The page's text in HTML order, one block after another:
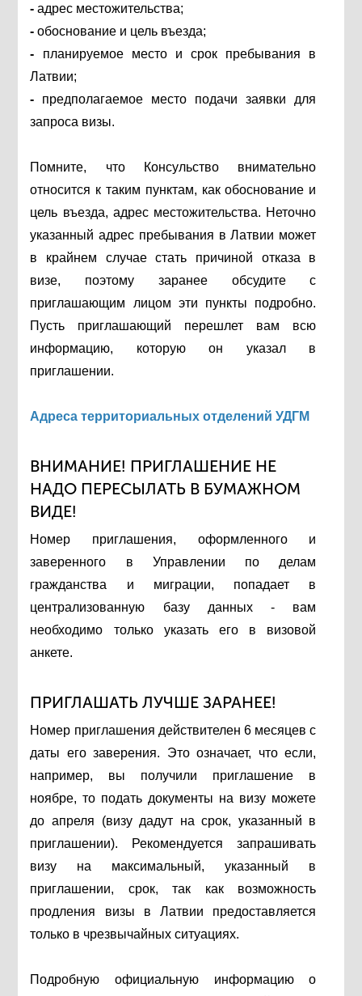
- адрес местожительства;
- обоснование и цель въезда;
- планируемое место и срок пребывания в
Латвии;
- предполагаемое место подачи заявки для
запроса визы.
Помните, что Консульство внимательно
относится к таким пунктам, как обоснование и
цель въезда, адрес местожительства. Неточно
указанный адрес пребывания в Латвии может
в крайнем случае стать причиной отказа в
визе, поэтому заранее обсудите с
приглашающим лицом эти пункты подробно.
Пусть приглашающий перешлет вам всю
информацию, которую он указал в
приглашении.
Адреса территориальных отделений УДГМ
ВНИМАНИЕ! ПРИГЛАШЕНИЕ НЕ
НАДО ПЕРЕСЫЛАТЬ В БУМАЖНОМ
ВИДЕ!
Номер приглашения, оформленного и
заверенного в Управлении по делам
гражданства и миграции, попадает в
централизованную базу данных - вам
необходимо только указать его в визовой
анкете.
ПРИГЛАШАТЬ ЛУЧШЕ ЗАРАНЕЕ!
Номер приглашения действителен 6 месяцев с
даты его заверения. Это означает, что если,
например, вы получили приглашение в
ноябре, то подать документы на визу можете
до апреля (визу дадут на срок, указанный в
приглашении). Рекомендуется запрашивать
визу на максимальный, указанный в
приглашении, срок, так как возможность
продления визы в Латвии предоставляется
только в чрезвычайных ситуациях.
Подробную официальную информацию о